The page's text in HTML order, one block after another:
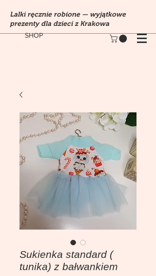
SHOP
Lalki ręcznie robione — wyjątkowe
prezenty dla dzieci z Krakowa
Sukienka standard (
tunika) z bałwankiem